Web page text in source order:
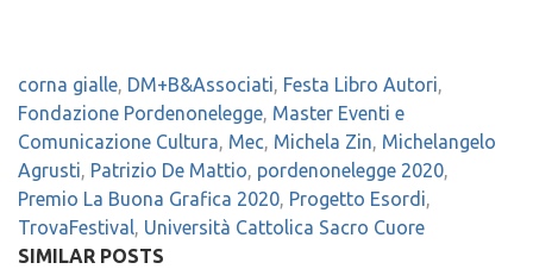
corna gialle, DM+B&Associati, Festa Libro Autori,
Fondazione Pordenonelegge, Master Eventi e
Comunicazione Cultura, Mec, Michela Zin, Michelangelo
Agrusti, Patrizio De Mattio, pordenonelegge 2020,
Premio La Buona Grafica 2020, Progetto Esordi,
TrovaFestival, Università Cattolica Sacro Cuore
SIMILAR POSTS